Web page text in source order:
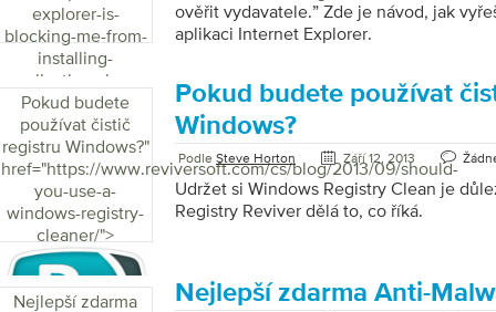
explorer-is-
blocking-me-from-
installing-
applications-how-
do-i-fix-it/">
ověřit vydavatele.” Zde je návod, jak
aplikaci Internet Explorer.
Pokud budete
používat čistič
registru Windows?"
href="https://www.reviversoft.com/cs/blog/2013/09/should-
you-use-a-
windows-registry-
cleaner/">
Pokud budete používat
Windows?
Podle Steve Horton Září 12, 2013
Udržet si Windows Registry Clean je
Registry Reviver dělá to, co říká.
Nejlepší zdarma
Nejlepší zdarma Anti-